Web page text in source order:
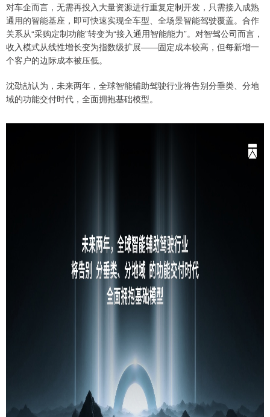
对车企而言，无需再投入大量资源进行重复定制开发，只需接入成熟
通用的智能基座，即可快速实现全车型、全场景智能驾驶覆盖。合作
关系从“采购定制功能”转变为“接入通用智能能力”。对智驾公司而言，
收入模式从线性增长变为指数级扩展——固定成本较高，但每新增一
个客户的边际成本被压低。
沈劭劼认为，未来两年，全球智能辅助驾驶行业将告别分垂类、分地
域的功能交付时代，全面拥抱基础模型。